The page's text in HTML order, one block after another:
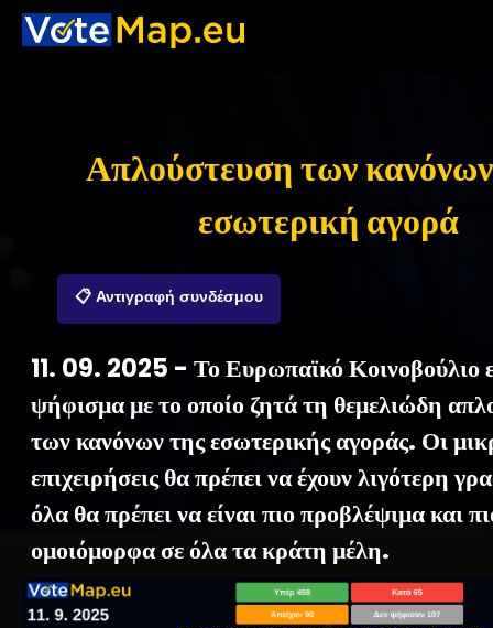
Απλούστευση των
εσωτερική αγορά
📋 Αντιγραφή συνδέσμου
11. 09. 2025 - Το Ευρωπαϊκό Κοινοβούλιο
ψήφισμα με το οποίο ζητά τη θεμελιώδη
των κανόνων της εσωτερικής αγοράς. Οι
επιχειρήσεις θα πρέπει να έχουν λιγότερη
όλα θα πρέπει να είναι πιο προβλέψιμα και
ομοιόμορφα σε όλα τα κράτη μέλη.